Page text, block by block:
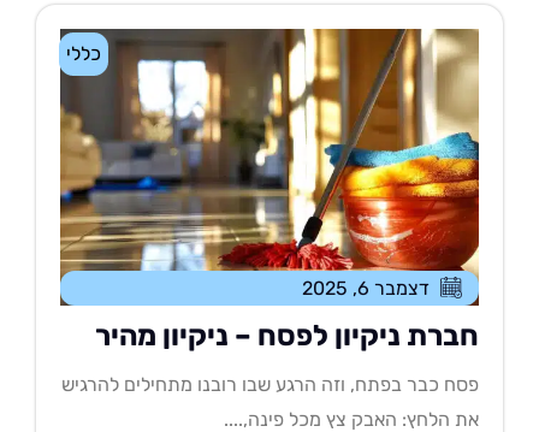
כללי
דצמבר 6, 2025
ניקיון לפסח – ניקיון מהיר
כבר בפתח, וזה הרגע שבו רובנו מתחילים להרגיש
הלחץ: האבק צץ מכל פינה,....